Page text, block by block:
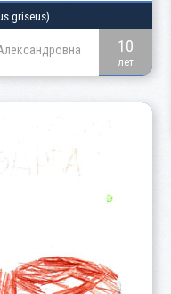
griseus)
10
лет